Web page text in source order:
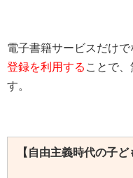
電子書籍サービスだけで
登録を利用する ことで
す。
【 自由主義時代の子ど